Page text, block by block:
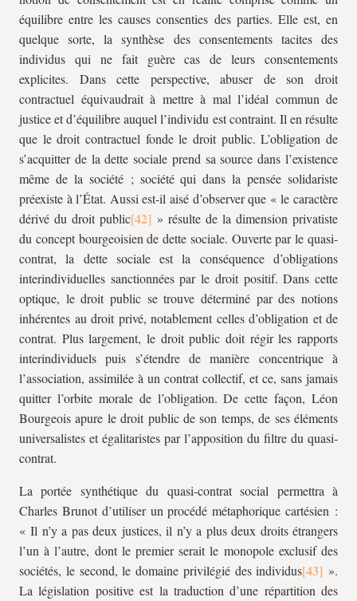
équilibre entre les causes consenties des parties. Elle est, en
quelque sorte, la synthèse des consentements tacites des
individus qui ne fait guère cas de leurs consentements
explicites. Dans cette perspective, abuser de son droit
contractuel équivaudrait à mettre à mal l’idéal commun de
justice et d’équilibre auquel l’individu est contraint. Il en résulte
que le droit contractuel fonde le droit public. L’obligation de
s’acquitter de la dette sociale prend sa source dans l’existence
même de la société ; société qui dans la pensée solidariste
préexiste à l’État. Aussi est-il aisé d’observer que « le caractère
dérivé du droit public
» résulte de la dimension privatiste
du concept bourgeoisien de dette sociale. Ouverte par le quasi-
contrat, la dette sociale est la conséquence d’obligations
interindividuelles sanctionnées par le droit positif. Dans cette
optique, le droit public se trouve déterminé par des notions
inhérentes au droit privé, notablement celles d’obligation et de
contrat. Plus largement, le droit public doit régir les rapports
interindividuels puis s’étendre de manière concentrique à
l’association, assimilée à un contrat collectif, et ce, sans jamais
quitter l’orbite morale de l’obligation. De cette façon, Léon
Bourgeois apure le droit public de son temps, de ses éléments
universalistes et égalitaristes par l’apposition du filtre du quasi-
contrat.
La portée synthétique du quasi-contrat social permettra à
Charles Brunot d’utiliser un procédé métaphorique cartésien :
« Il n’y a pas deux justices, il n’y a plus deux droits étrangers
l’un à l’autre, dont le premier serait le monopole exclusif des
sociétés, le second, le domaine privilégié des individus
».
La législation positive est la traduction d’une répartition des